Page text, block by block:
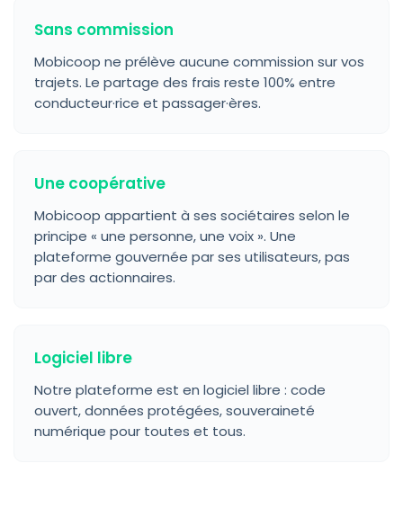
Sans commission
Mobicoop ne prélève aucune commission sur vos
trajets. Le partage des frais reste 100% entre
conducteur·rice et passager·ères.
Une coopérative
Mobicoop appartient à ses sociétaires selon le
principe « une personne, une voix ». Une
plateforme gouvernée par ses utilisateurs, pas
par des actionnaires.
Logiciel libre
Notre plateforme est en logiciel libre : code
ouvert, données protégées, souveraineté
numérique pour toutes et tous.